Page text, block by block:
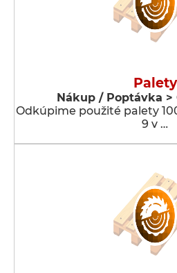
Palety
Nákup / Poptávka >
Odkúpime použité palety
9 v …